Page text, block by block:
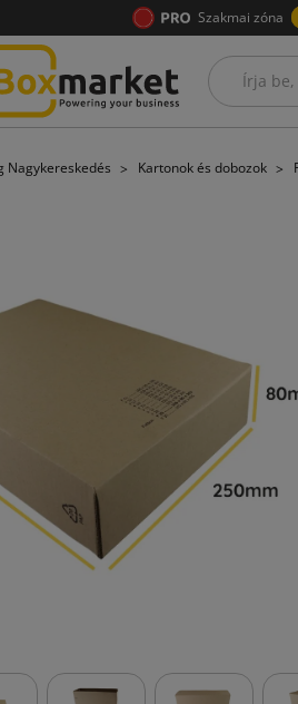
Szakmai zóna
Nagykereskedés Kartonok és dobozok